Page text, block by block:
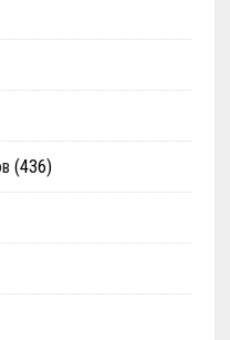
(436)